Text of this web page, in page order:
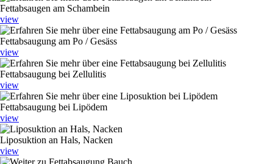
Fettabsaugen am Schambein
view
Fettabsaugung am Po / Gesäss
view
Fettabsaugung bei Zellulitis
view
Fettabsaugung bei Lipödem
view
Liposuktion an Hals, Nacken
view